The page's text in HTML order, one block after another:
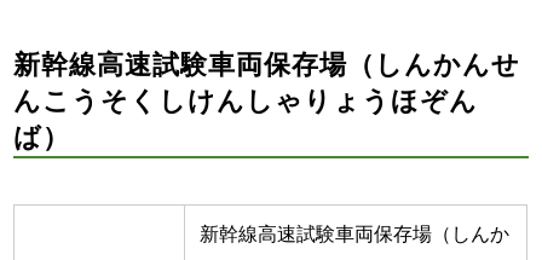
新幹線高速試験車両保存場（しんかんせ
んこうそくしけんしゃりょうほぞん
ば）
新幹線高速試験車両保存場（しんか